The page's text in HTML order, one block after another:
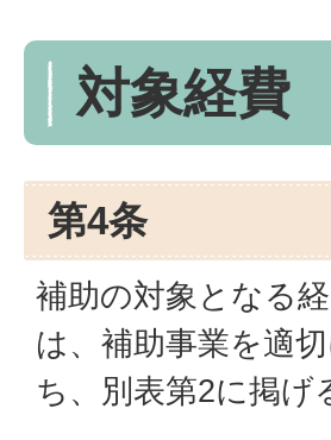
対象経費
第4条
補助の対象となる
は、補助事業を適
ち、別表第2に掲げ